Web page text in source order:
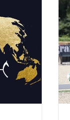
la
cette année
senio